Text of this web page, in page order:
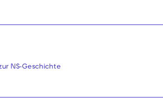
NS-Geschichte